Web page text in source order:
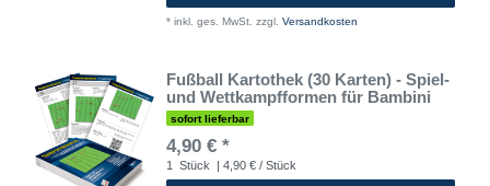
* inkl. ges. MwSt. zzgl. Versandkosten
Fußball Kartothek (30 Karten) - Spiel-
und Wettkampfformen für Bambini
sofort lieferbar
4,90 € *
1 Stück | 4,90 € / Stück